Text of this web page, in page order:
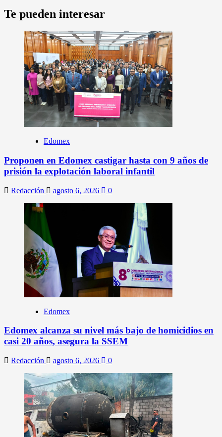
Te pueden interesar
Edomex
Proponen en Edomex castigar hasta con 9 años de
prisión la explotación laboral infantil
Redacción agosto 6, 2026 0
Edomex
Edomex alcanza su nivel más bajo de homicidios en
casi 20 años, asegura la SSEM
Redacción agosto 6, 2026 0